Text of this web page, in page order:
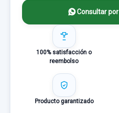
Consultar
100% satisfacción o
reembolso
Producto garantizado